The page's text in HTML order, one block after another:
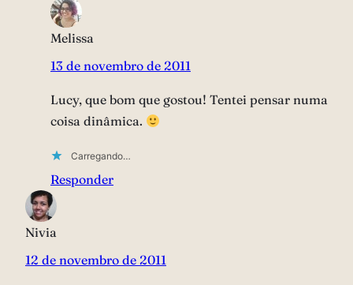
Melissa
13 de novembro de 2011
Lucy, que bom que gostou! Tentei pensar numa
coisa dinâmica.
Carregando…
Responder
Nivia
12 de novembro de 2011